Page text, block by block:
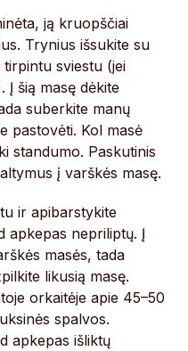
ją kruopščiai
Trynius išsukite su
sviestu (jei
Į šią masę dėkite
suberkite manų
pastovėti. Kol masė
standumo. Paskutinis
į varškės masę.
ir apibarstykite
apkepas nepriliptų. Į
masės, tada
likusią masę.
orkaitėje apie 45–50
spalvos.
apkepas išliktų